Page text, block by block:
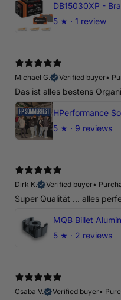
5 ★ · 1 review
Michael G.
Verified buyer•
Das ist alles bestens
5 ★ · 9 reviews
Dirk K.
Verified buyer•
Super Qualität ... alles
5 ★ · 2 reviews
Csaba V.
Verified buyer•